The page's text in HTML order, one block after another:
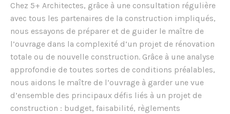
Chez 5+ Architectes, grâce à une consultation régulière
avec tous les partenaires de la construction impliqués,
nous essayons de préparer et de guider le maître de
l’ouvrage dans la complexité d’un projet de rénovation
totale ou de nouvelle construction. Grâce à une analyse
approfondie de toutes sortes de conditions préalables,
nous aidons le maître de l’ouvrage à garder une vue
d’ensemble des principaux défis liés à un projet de
construction : budget, faisabilité, règlements